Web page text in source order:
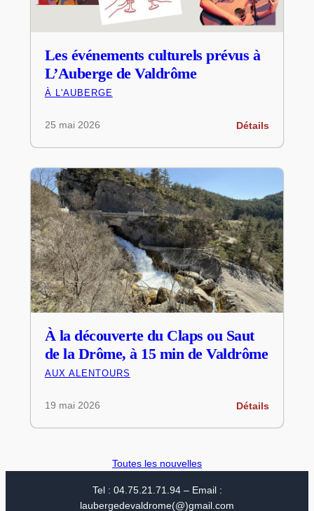
Les événements culturels prévus à
L’Auberge de Valdrôme
À L'AUBERGE
25 mai 2026 Détails
À la découverte du Claps ou Saut
de la Drôme, à 15 min de Valdrôme
AUX ALENTOURS
19 mai 2026 Détails
Toutes les nouvelles
Tel : 04.75.21.71.94 – Email :
laubergedevaldrome(@)gmail.com